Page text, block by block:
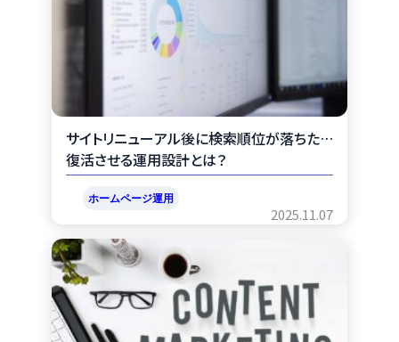
サイトリニューアル後に検索順位が落ちた…
復活させる運用設計とは？
ホームページ運用
2025.11.07